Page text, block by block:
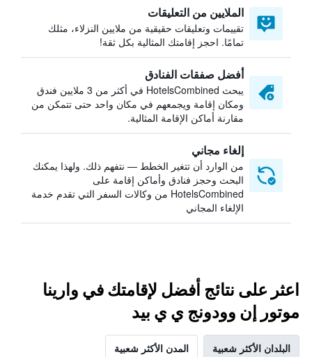
الملايين من التعليقات
تقييمات وتعليقات حقيقية من ملايين النزلاء، مثلك
تمامًا. احجز إقامتك المثالية بكل ثقة!
أفضل صفقات الفنادق
يبحث HotelsCombined في أكثر من 3 ملايين فندق
ومكان إقامة ويجمعهم في مكان واحد حتى تتمكن من
مقارنة أماكن الإقامة المثالية.
إلغاء مجاني
من الوارد أن تتغير الخطط — نتفهم ذلك. ولهذا يمكنك
البحث وحجز فنادق وأماكن إقامة على
HotelsCombined من وكالات السفر التي تقدم خدمة
الإلغاء المجاني
اعثر على نتائج أفضل لإقامتك في وارينا
موتور إن وودونج ي ي بيد
البلدان الأكثر شعبية المدن الأكثر شعبية